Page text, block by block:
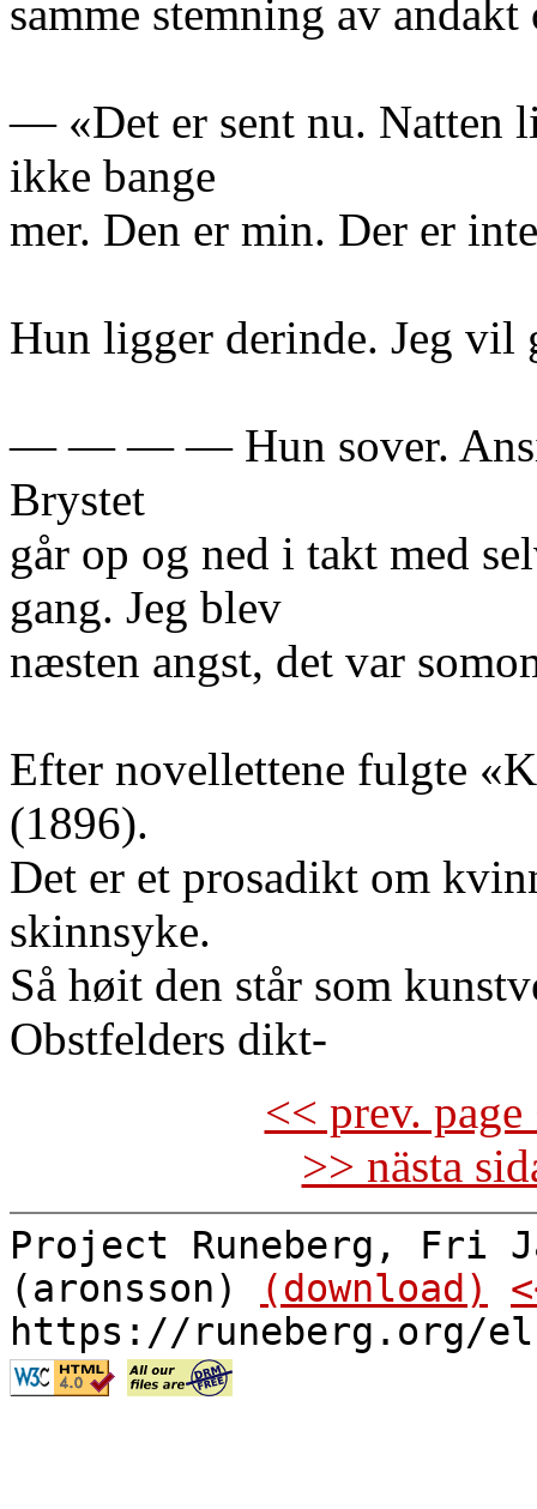
samme stemning av
— «Det er sent nu. Natten
ikke bange
mer. Den er min. Der er
Hun ligger derinde. Jeg vil
— — — — Hun sover.
Brystet
går op og ned i takt med
gang. Jeg blev
næsten angst, det var
Efter novellettene fulgte
(1896).
Det er et prosadikt om
skinnsyke.
Så høit den står som
Obstfelders dikt-
<< prev.
>> nästa
Project Runeberg, Fri
(aronsson)
(download)
https://runeberg.org/